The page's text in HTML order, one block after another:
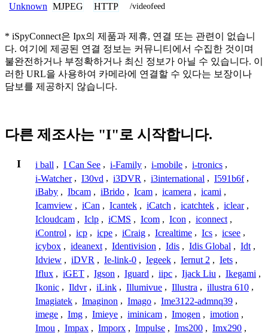
Unknown MJPEG HTTP /videofeed
* iSpyConnect은 Ipx의 제품과 제휴, 연결 또는 관련이 없습니
다. 여기에 제공된 연결 정보는 커뮤니티에서 수집한 것이며
불완전하거나 부정확하거나 최신 정보가 아닐 수 있습니다. 이
러한 URL을 사용하여 카메라에 연결할 수 있다는 보장이나
담보를 제공하지 않습니다.
다른 제조사는 "I"로 시작합니다.
I i ball , I Can See , i-Family , i-mobile , i-tronics ,
i-Watcher , I30vd , i3DVR , i3international , I591b6f ,
iBaby , Ibcam , iBrido , Icam , icamera , icami ,
Icamview , iCan , Icantek , iCatch , icatchtek , iclear ,
Icloudcam , Iclp , iCMS , Icom , Icon , iconnect ,
iControl , icp , icpe , iCraig , Icrealtime , Ics , icsee ,
icybox , ideanext , Identivision , Idis , Idis Global , Idt ,
Idview , iDVR , Ie-link-0 , Iegeek , Iernut 2 , Iets ,
Iflux , iGET , Igson , Iguard , iipc , Ijack Liu , Ikegami ,
Ikonic , Ildvr , iLink , Illumivue , Illustra , illustra 610 ,
Imagiatek , Imaginon , Imago , Ime3122-admnq39 ,
imege , Img , Imieye , iminicam , Imogen , imotion ,
Imou , Impax , Imporx , Impulse , Ims200 , Imx290 ,